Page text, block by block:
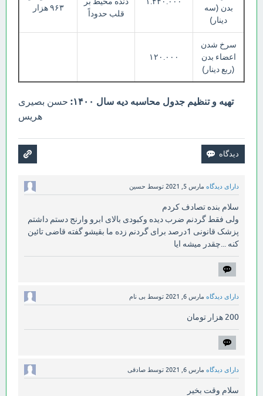
بدن (سه
دینار)
قلب حدوداً
۹۶۳ هزار
سرخ شدن
اعضاء بدن
(ربع دینار)
۱۲۰.۰۰۰
تهیه و تنظیم جدول محاسبه دیه سال ۱۴۰۰:
حسن بصیری
هریس
دارای دیدگاه مارس 5, 2021 توسط حسین
سلام بنده تصادف کردم
ولی فقط گردنم ضرب دیده وکبودی بالای ابرو وارنج دستم داشتم
پزشک قانونی 1درصد برای گردنم زده ما بقیشو گفته قاضی تائین
کنه ...چقدر میشه ایا
دارای دیدگاه مارس 6, 2021 توسط بی نام
200 هزار تومان
دارای دیدگاه مارس 6, 2021 توسط صادقی
سلام وقت بخیر